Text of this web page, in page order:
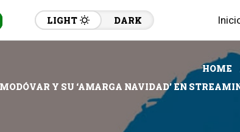
LIGHT DARK
HOME
Y SU ‘AMARGA NAVIDAD’ EN